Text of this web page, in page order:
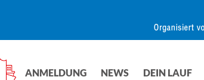
ANMELDUNG NEWS DEIN LAUF